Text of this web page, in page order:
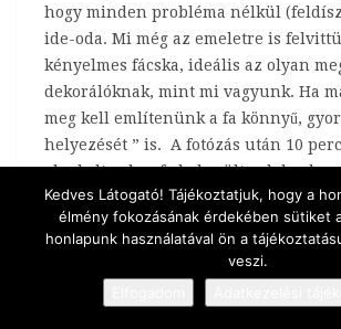
hogy minden probléma nélkül
ide-oda. Mi még az emeletre is
kényelmes fácska, ideális az olyan
dekorálóknak, mint mi vagyunk. Ha
meg kell említenünk a fa könnyű,
helyezését ” is. A fotózás után 10
elpakoltunk, a fa bekerült a dobozba.
sokáig marad ott, lesz még pár
Kövess minket:
Kedves Látogató! Tájékoztatjuk, hogy a
élmény fokozásának érdekében sütiket
honlapunk használatával ön a
veszi.